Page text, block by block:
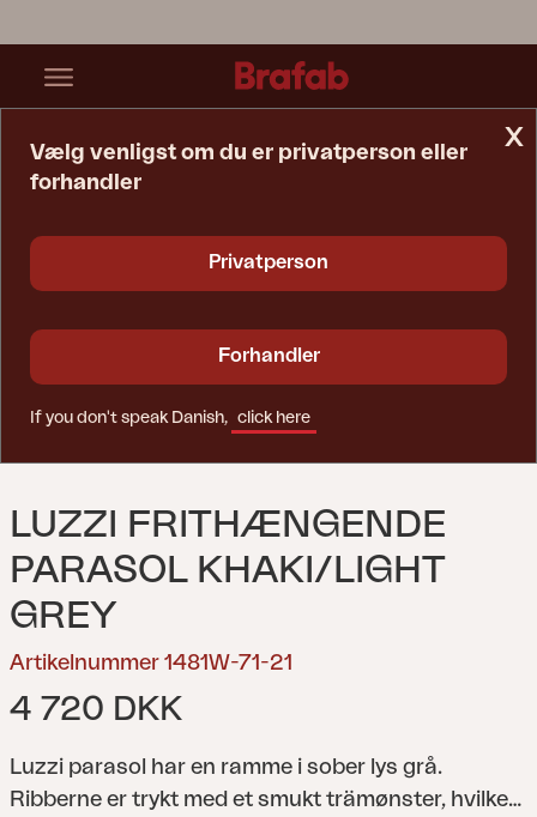
LUZZI FRITHÆNGENDE
PARASOL KHAKI/LIGHT
GREY
Artikelnummer 1481W-71-21
4 720 DKK
Luzzi parasol har en ramme i sober lys grå.
Ribberne er trykt med et smukt trämønster, hvilket
x
Vælg venligst om du er privatperson eller
forhandler
Privatperson
Forhandler
If you don't speak Danish, click here